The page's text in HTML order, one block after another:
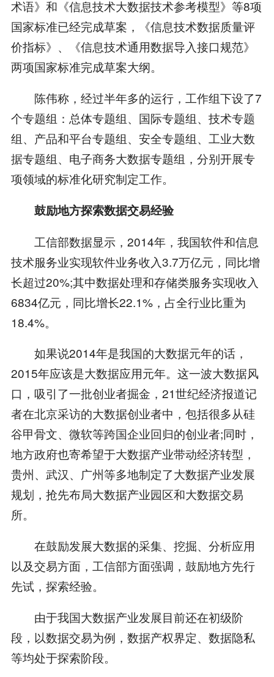
术语》和《信息技术大数据技术参考模型》等8项
国家标准已经完成草案，《信息技术数据质量评
价指标》、《信息技术通用数据导入接口规范》
两项国家标准完成草案大纲。
陈伟称，经过半年多的运行，工作组下设了7
个专题组：总体专题组、国际专题组、技术专题
组、产品和平台专题组、安全专题组、工业大数
据专题组、电子商务大数据专题组，分别开展专
项领域的标准化研究制定工作。
鼓励地方探索数据交易经验
工信部数据显示，2014年，我国软件和信息
技术服务业实现软件业务收入3.7万亿元，同比增
长超过20%;其中数据处理和存储类服务实现收入
6834亿元，同比增长22.1%，占全行业比重为
18.4%。
如果说2014年是我国的大数据元年的话，
2015年应该是大数据应用元年。这一波大数据风
口，吸引了一批创业者掘金，21世纪经济报道记
者在北京采访的大数据创业者中，包括很多从硅
谷甲骨文、微软等跨国企业回归的创业者;同时，
地方政府也寄希望于大数据产业带动经济转型，
贵州、武汉、广州等多地制定了大数据产业发展
规划，抢先布局大数据产业园区和大数据交易
所。
在鼓励发展大数据的采集、挖掘、分析应用
以及交易方面，工信部方面强调，鼓励地方先行
先试，探索经验。
由于我国大数据产业发展目前还在初级阶
段，以数据交易为例，数据产权界定、数据隐私
等均处于探索阶段。